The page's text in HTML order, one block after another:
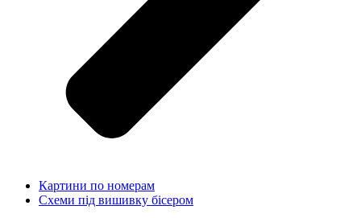
Картини по номерам
Схеми під вишивку бісером